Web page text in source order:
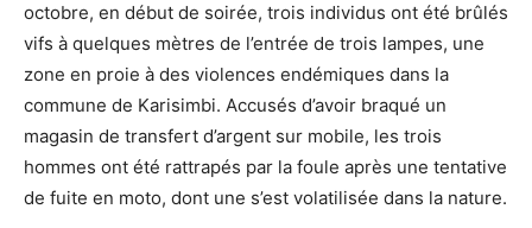
octobre, en début de soirée, trois individus ont été brûlés
vifs à quelques mètres de l’entrée de trois lampes, une
zone en proie à des violences endémiques dans la
commune de Karisimbi. Accusés d’avoir braqué un
magasin de transfert d’argent sur mobile, les trois
hommes ont été rattrapés par la foule après une tentative
de fuite en moto, dont une s’est volatilisée dans la nature.